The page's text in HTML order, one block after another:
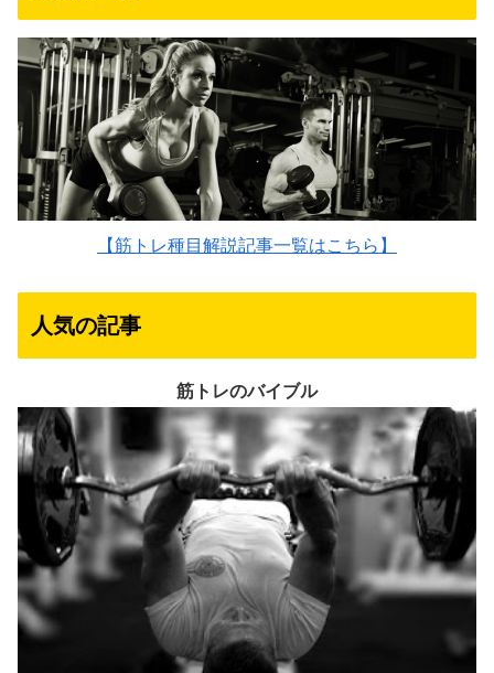
【筋トレ種目解説記事一覧はこちら】
人気の記事
筋トレのバイブル